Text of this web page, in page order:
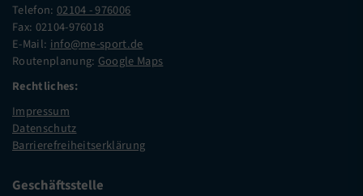
Telefon: 02104 - 976006
Fax: 02104-976018
E-Mail: info@me-sport.de
Routenplanung: Google Maps
Rechtliches:
Impressum
Datenschutz
Barrierefreiheitserklärung
Geschäftsstelle